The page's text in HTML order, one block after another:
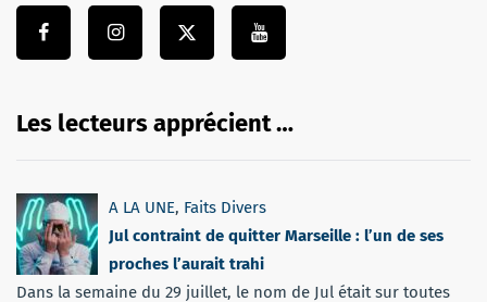
Les lecteurs apprécient …
A LA UNE, Faits Divers
Jul contraint de quitter Marseille : l’un de ses
proches l’aurait trahi
Dans la semaine du 29 juillet, le nom de Jul était sur toutes